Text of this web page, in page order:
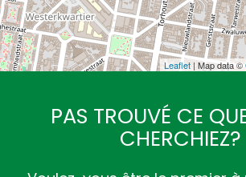
Leaflet | Map data ©
PAS TROUVÉ CE
CHERCHIEZ?